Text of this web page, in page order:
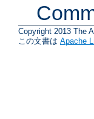
Copyright 2013 The
この文書は Apache